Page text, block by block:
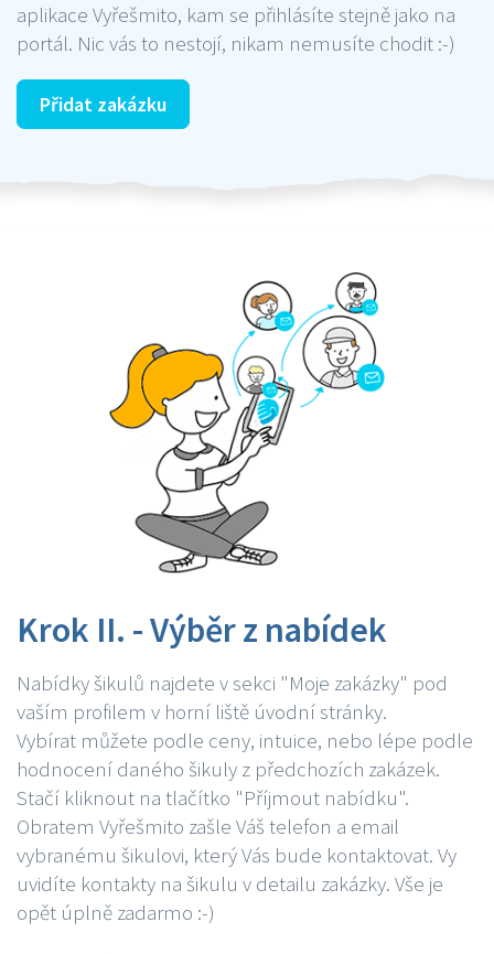
aplikace Vyřešmito, kam se přihlásíte stejně jako na
portál. Nic vás to nestojí, nikam nemusíte chodit :-)
Přidat zakázku
Krok II. - Výběr z nabídek
Nabídky šikulů najdete v sekci "Moje zakázky" pod
vaším profilem v horní liště úvodní stránky.
Vybírat můžete podle ceny, intuice, nebo lépe podle
hodnocení daného šikuly z předchozích zakázek.
Stačí kliknout na tlačítko "Příjmout nabídku".
Obratem Vyřešmito zašle Váš telefon a email
vybranému šikulovi, který Vás bude kontaktovat. Vy
uvidíte kontakty na šikulu v detailu zakázky. Vše je
opět úplně zadarmo :-)